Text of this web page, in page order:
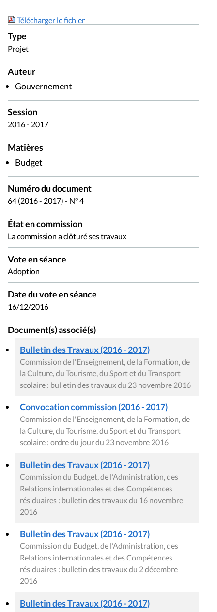
Télécharger le fichier
Type
Projet
Auteur
Gouvernement
Session
2016 - 2017
Matières
Budget
Numéro du document
64 (2016 - 2017) - N° 4
État en commission
La commission a clôturé ses travaux
Vote en séance
Adoption
Date du vote en séance
16/12/2016
Document(s) associé(s)
Bulletin des Travaux (2016 - 2017)
Commission de l'Enseignement, de la Formation, de
la Culture, du Tourisme, du Sport et du Transport
scolaire : bulletin des travaux du 23 novembre 2016
Convocation commission (2016 - 2017)
Commission de l'Enseignement, de la Formation, de
la Culture, du Tourisme, du Sport et du Transport
scolaire : ordre du jour du 23 novembre 2016
Bulletin des Travaux (2016 - 2017)
Commission du Budget, de l’Administration, des
Relations internationales et des Compétences
résiduaires : bulletin des travaux du 16 novembre
2016
Bulletin des Travaux (2016 - 2017)
Commission du Budget, de l’Administration, des
Relations internationales et des Compétences
résiduaires : bulletin des travaux du 2 décembre
2016
Bulletin des Travaux (2016 - 2017)